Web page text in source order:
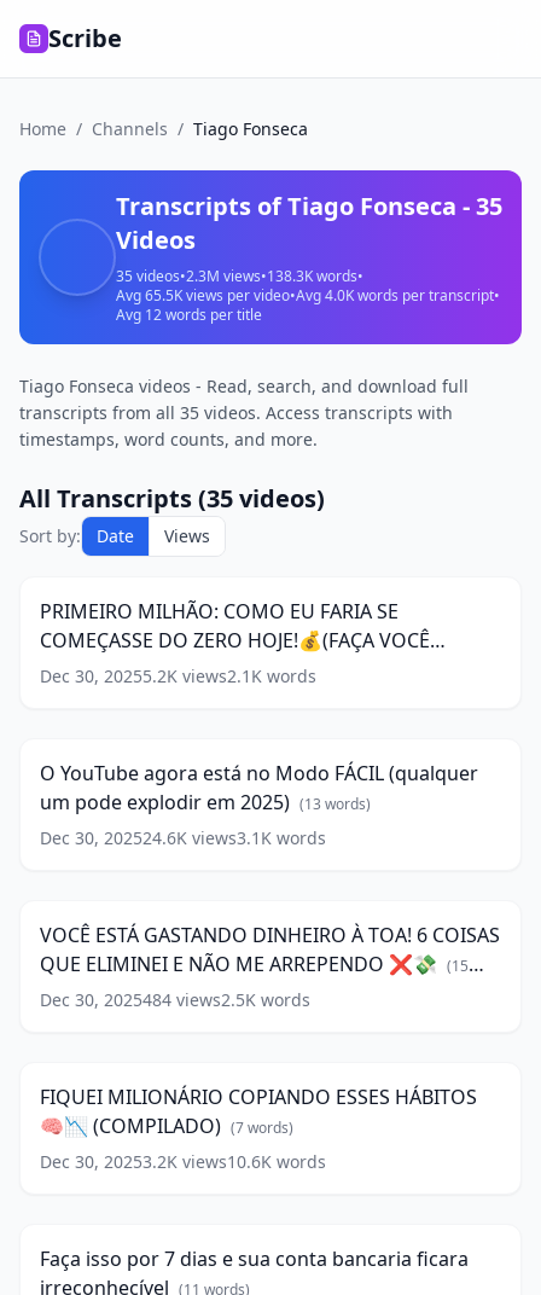
Scribe
Home / Channels / Tiago Fonseca
Transcripts ofTiago Fonseca -35
Videos
35 videos•2.3M views•138.3Kwords•
Avg65.5Kviews per video•Avg4.0Kwords per transcript•
Avg 12words per title
Tiago Fonseca videos - Read, search, and download full
transcripts from all 35 videos. Access transcripts with
timestamps, word counts, and more.
All Transcripts (35videos)
Sort by: Date Views
PRIMEIRO
MILHÃO:
FARIA
SE
COMEÇASSE
DO
💰
(FAÇA
VOCÊ
TAMBÉM)
PRIMEIRO MILHÃO: COMO EU FARIA SE
COMEÇASSE DO ZERO HOJE!💰(FAÇA VOCÊ
TAMBÉM) (12 words)
Dec 30, 20255.2K views2.1K words
O
no
Modo
FÁCIL
(qualquer
explodir
em
2025)
(13
O YouTube agora está no Modo FÁCIL (qualquer
um pode explodir em 2025) (13 words)
Dec 30, 202524.6K views3.1K words
VOCÊ
DINHEIRO
À
TOA!
6
COISAS
E
NÃO
ME
ARREPENDO
words)
VOCÊ ESTÁ GASTANDO DINHEIRO À TOA! 6 COISAS
QUE ELIMINEI E NÃO ME ARREPENDO ❌💸 (15
words)
Dec 30, 2025484 views2.5K words
FIQUEI
HÁBITOS
🧠
📉
(COMPILADO)
FIQUEI MILIONÁRIO COPIANDO ESSES HÁBITOS
🧠📉 (COMPILADO) (7words)
Dec 30, 20253.2K views10.6K words
Faça
dias
e
Faça isso por 7 dias e sua conta bancaria ficara
irreconhecível (11 words)